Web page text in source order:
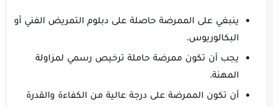
ينبغي على الممرضة حاصلة على دبلوم التمريض الفني أو
البكالوريوس.
يجب أن تكون ممرضة حاملة ترخيص رسمي لمزاولة
المهنة.
أن تكون الممرضة على درجة عالية من الكفاءة والقدرة